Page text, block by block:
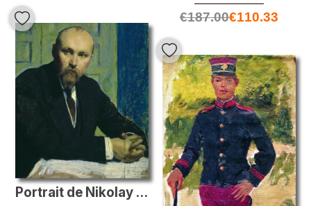
€187.00€110.33
Portrait de Nikolay RERICH